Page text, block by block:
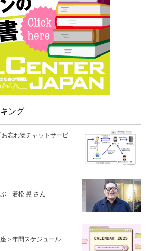
ング
忘れ物チャットサービ
若松 晃 さん
＞年間スケジュール